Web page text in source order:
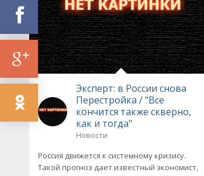
Эксперт: в России снова
Перестройка / "Все
кончится также скверно,
как и тогда"
Новости
Россия движется к системному кризису.
Такой прогноз дает известный экономист,